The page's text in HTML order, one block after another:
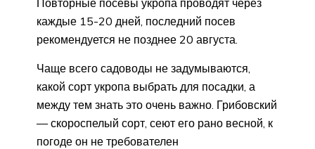
каждые 15-20 дней, последний посев
рекомендуется не позднее 20 августа.
Чаще всего садоводы не задумываются,
какой сорт укропа выбрать для посадки, а
между тем знать это очень важно. Грибовский
— скороспелый сорт, сеют его рано весной, к
погоде он не требователен